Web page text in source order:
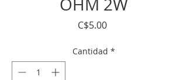
OHM 2W
C$5.00Precio
Cantidad *